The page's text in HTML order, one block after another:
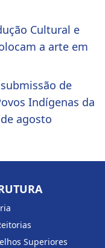
Cultural e
a arte em
de
Indígenas da
agosto
Superiores